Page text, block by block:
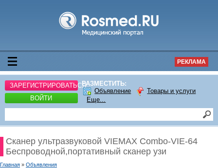
РЕКЛАМА
ЗАРЕГИСТРИРОВАТЬСЯ
ВОЙТИ
РАЗМЕСТИТЬ:
Объявление
Товары и услуги
Еще...
Сканер ультразвуковой VIEMAX Combo-VIE-64
Беспроводной,портативный сканер узи
Главная » Объявления